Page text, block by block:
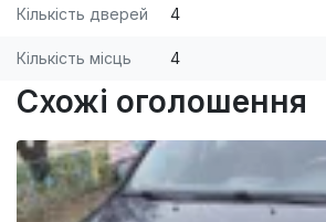
Кількість дверей 4
Кількість місць 4
Схожі оголошення